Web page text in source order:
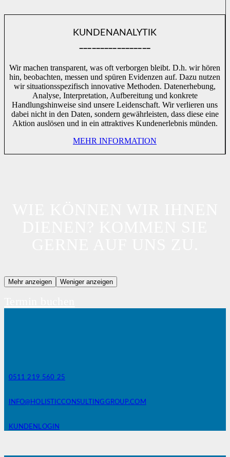
KUNDENANALYTIK
Wir machen transparent, was oft verborgen bleibt. D.h. wir hören
hin, beobachten, messen und spüren Evidenzen auf. Dazu nutzen
wir situationsspezifisch innovative Methoden. Datenerhebung,
Analyse, Interpretation, Aufbereitung und konkrete
Handlungshinweise sind unsere Leidenschaft. Wir verlieren uns
dabei nicht in den Daten, sondern gewährleisten, dass diese eine
Aktion auslösen und in ein attraktives Kundenerlebnis münden.
MEHR INFORMATION
Mehr anzeigen Weniger anzeigen
0511 219 560 25
INFO@HOLISTICCONSULTINGGROUP.COM
KUNDENLOGIN